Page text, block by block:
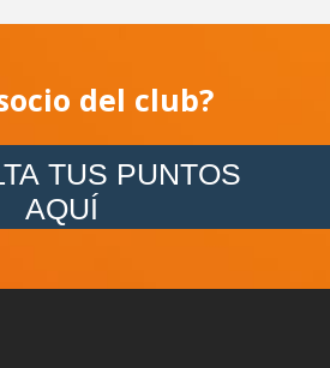
del club?
TUS PUNTOS
AQUÍ